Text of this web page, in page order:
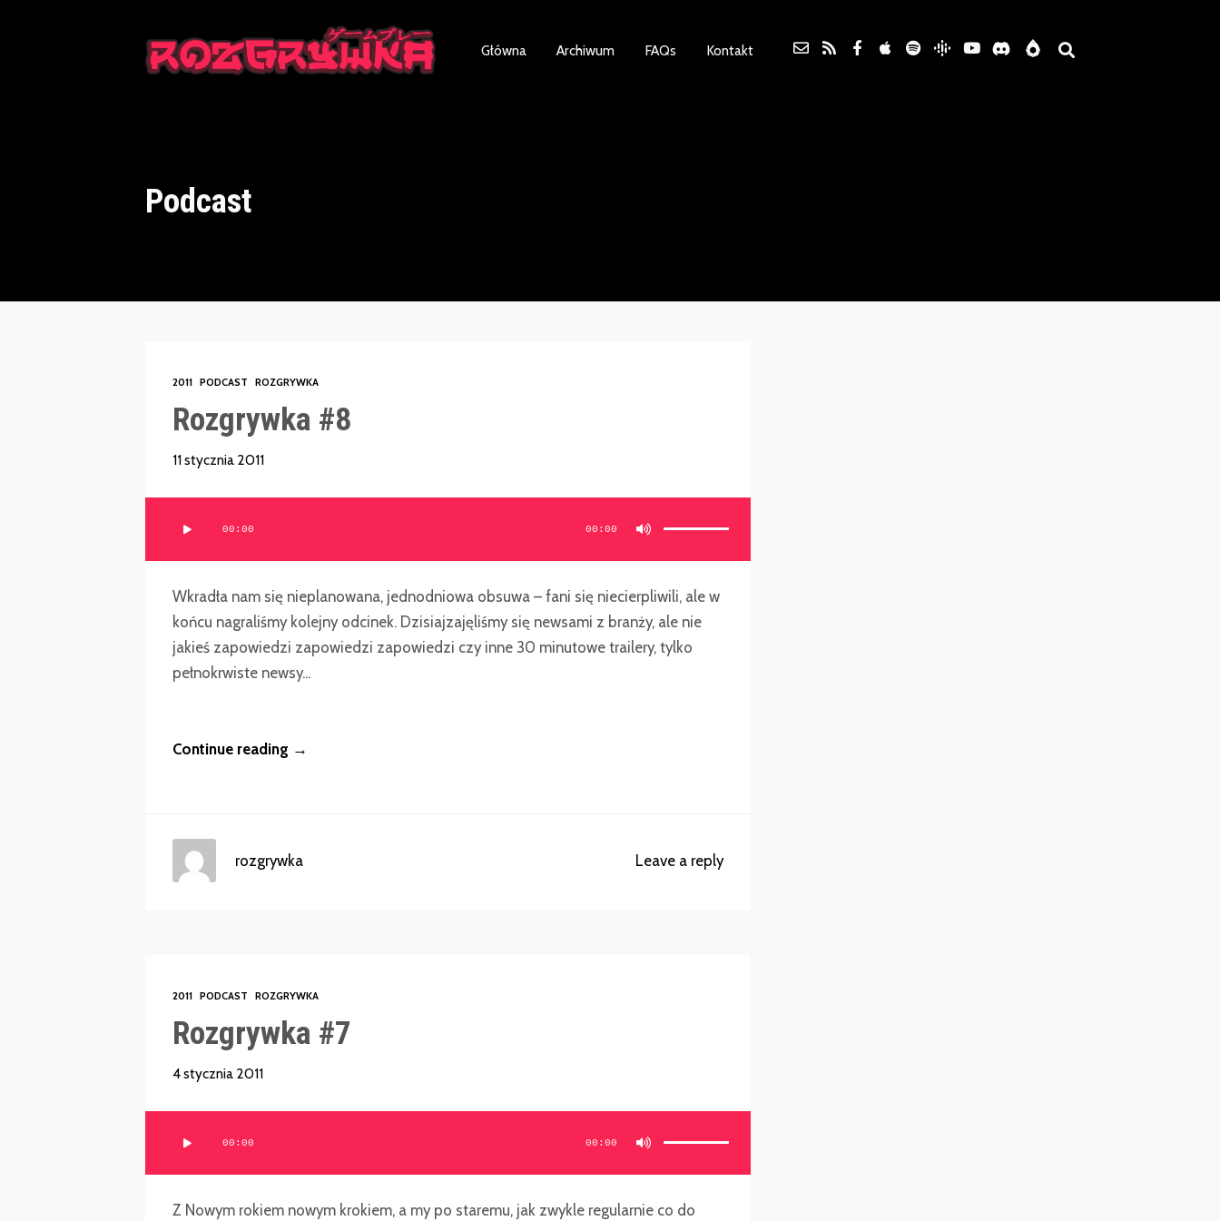
Główna Archiwum FAQs Kontakt
Podcast
2011 PODCAST ROZGRYWKA
Rozgrywka #8
11 stycznia 2011
plików
dźwiękowych
00:00 00:00
Używaj
góry/do
zwiększyć
głośność.
Wkradła nam się nieplanowana, jednodniowa obsuwa – fani się niecierpliwili, ale w
końcu nagraliśmy kolejny odcinek. Dzisiajzajęliśmy się newsami z branży, ale nie
jakieś zapowiedzi zapowiedzi zapowiedzi czy inne 30 minutowe trailery, tylko
pełnokrwiste newsy...
Continue reading →
Leave a reply
rozgrywka
2011 PODCAST ROZGRYWKA
Rozgrywka #7
4 stycznia 2011
plików
dźwiękowych
00:00 00:00
Używaj
góry/do
zwiększyć
głośność.
Z Nowym rokiem nowym krokiem, a my po staremu, jak zwykle regularnie co do